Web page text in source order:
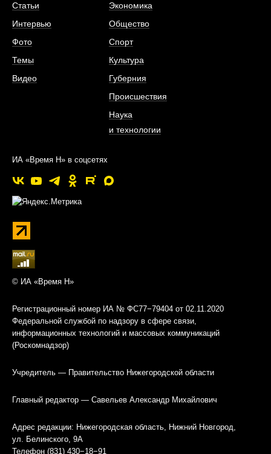
Статьи
Интервью
Фото
Темы
Видео
Экономика
Общество
Спорт
Культура
Губерния
Происшествия
Наука
и технологии
ИА «Время Н» в соцсетях
© ИА «Время Н»
Регистрационный номер ИА № ФС77−79404 от 02.11.2020
Федеральной службой по надзору в сфере связи,
информационных технологий и массовых коммуникаций
(Роскомнадзор)
Учредитель — Правительство Нижегородской области
Главный редактор — Савельев Александр Михайлович
Адрес редакции: Нижегородская область, Нижний Новгород,
ул. Белинского, 9А
Телефон (831) 430−18−91